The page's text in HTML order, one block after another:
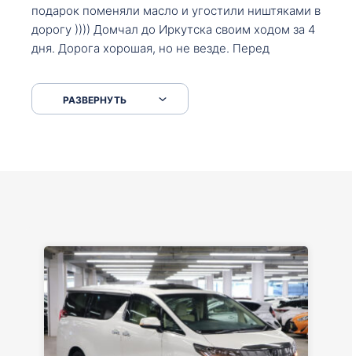
подарок поменяли масло и угостили ништяками в
дорогу )))) Домчал до Иркутска своим ходом за 4
дня. Дорога хорошая, но не везде. Перед
серпантинах по пути следования.
РАЗВЕРНУТЬ